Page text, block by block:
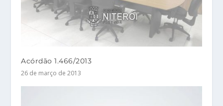
Acórdão 1.466/2013
26 de março de 2013